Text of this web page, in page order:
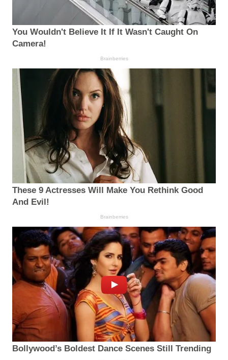
You Wouldn't Believe It If It Wasn't Caught On
Camera!
Brainberries
These 9 Actresses Will Make You Rethink Good
And Evil!
Brainberries
Bollywood’s Boldest Dance Scenes Still Trending